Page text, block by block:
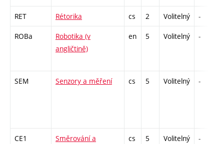
RET Rétorika cs 2 Volitelný -
ROBa
Robotika (v
angličtině)
en 5 Volitelný -
SEM Senzory a měření cs 5 Volitelný -
CE1
Směrování a
cs 5 Volitelný -